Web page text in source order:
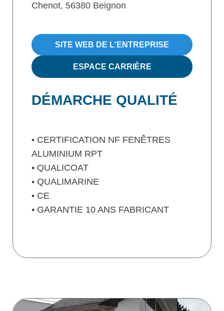
Chenot, 56380 Beignon
SITE WEB DE L'ENTREPRISE
ESPACE CARRIÈRE
DÉMARCHE QUALITÉ
• CERTIFICATION NF FENÊTRES
ALUMINIUM RPT
• QUALICOAT
• QUALIMARINE
• CE
• GARANTIE 10 ANS FABRICANT